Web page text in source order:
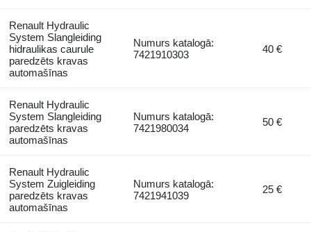
Renault Hydraulic
System Slangleiding
hidraulikas caurule
paredzēts kravas
automašīnas
Numurs katalogā:
7421910303
40 €
Renault Hydraulic
System Slangleiding
paredzēts kravas
automašīnas
Numurs katalogā:
7421980034
50 €
Renault Hydraulic
System Zuigleiding
paredzēts kravas
automašīnas
Numurs katalogā:
7421941039
25 €